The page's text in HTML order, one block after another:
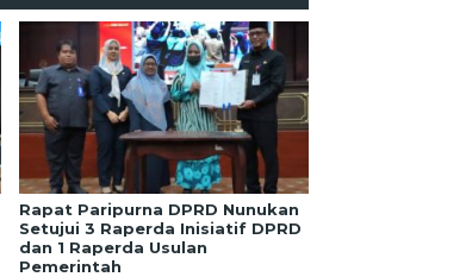
Rapat Paripurna DPRD Nunukan
Setujui 3 Raperda Inisiatif DPRD
dan 1 Raperda Usulan
Pemerintah